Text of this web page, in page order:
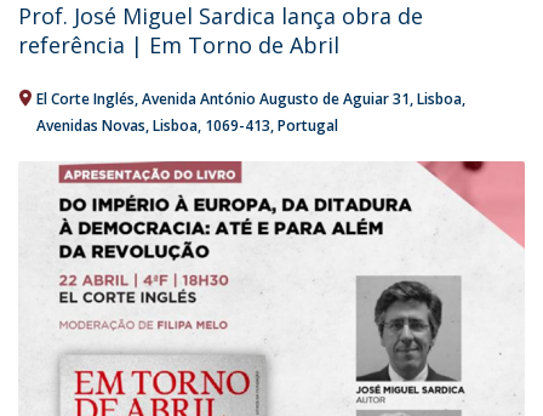
Prof. José Miguel Sardica lança obra de
referência | Em Torno de Abril
El Corte Inglés Avenida António Augusto de Aguiar 31 Lisboa
Avenidas Novas, Lisboa 1069-413 Portugal